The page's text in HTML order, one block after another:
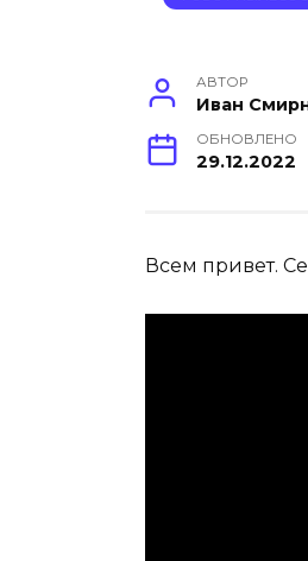
АВТОР
Иван
ОБНОВЛЕНО
29.12.2022
Всем привет.